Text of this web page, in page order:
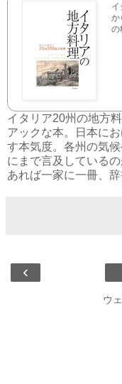
イ
か
の
イタリア20州の地方
アックな本。日本に
す本気度。各州の気
にまで言及している
あれば一家に一冊、辞
‹
ウ